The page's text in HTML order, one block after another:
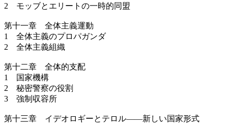
2 モッブとエリートの一時的同盟
第十一章 全体主義運動
1 全体主義のプロパガンダ
2 全体主義組織
第十二章 全体的支配
1 国家機構
2 秘密警察の役割
3 強制収容所
第十三章 イデオロギーとテロル——新しい国家形式